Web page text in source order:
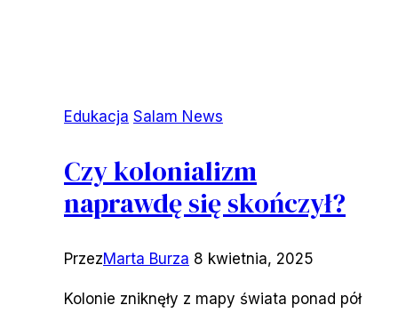
Edukacja Salam News
Czy kolonializm
naprawdę się skończył?
PrzezMarta Burza 8 kwietnia, 2025
Kolonie zniknęły z mapy świata ponad pół